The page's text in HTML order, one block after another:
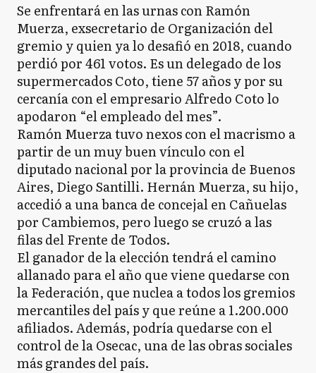
Se enfrentará en las urnas con Ramón
Muerza, exsecretario de Organización del
gremio y quien ya lo desafió en 2018, cuando
perdió por 461 votos. Es un delegado de los
supermercados Coto, tiene 57 años y por su
cercanía con el empresario Alfredo Coto lo
apodaron “el empleado del mes”.
Ramón Muerza tuvo nexos con el macrismo a
partir de un muy buen vínculo con el
diputado nacional por la provincia de Buenos
Aires, Diego Santilli. Hernán Muerza, su hijo,
accedió a una banca de concejal en Cañuelas
por Cambiemos, pero luego se cruzó a las
filas del Frente de Todos.
El ganador de la elección tendrá el camino
allanado para el año que viene quedarse con
la Federación, que nuclea a todos los gremios
mercantiles del país y que reúne a 1.200.000
afiliados. Además, podría quedarse con el
control de la Osecac, una de las obras sociales
más grandes del país.